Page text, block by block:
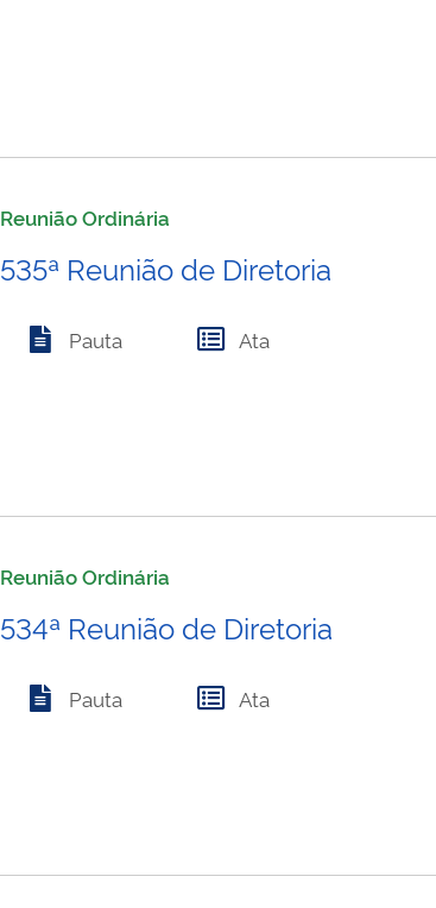
Reunião Ordinária
535ª Reunião de Diretoria
Pauta Ata
Reunião Ordinária
534ª Reunião de Diretoria
Pauta Ata